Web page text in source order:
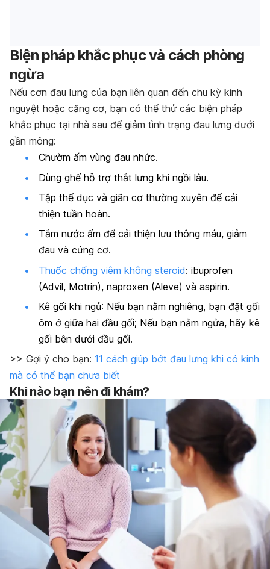
Biện pháp khắc phục và cách phòng
ngừa
Nếu cơn đau lưng của bạn liên quan đến chu kỳ kinh
nguyệt hoặc căng cơ, bạn có thể thử các biện pháp
khắc phục tại nhà sau để giảm tình trạng đau lưng dưới
gần mông:
Chườm ấm vùng đau nhức.
Dùng ghế hỗ trợ thắt lưng khi ngồi lâu.
Tập thể dục và giãn cơ thường xuyên để cải
thiện tuần hoàn.
Tắm nước ấm để cải thiện lưu thông máu, giảm
đau và cứng cơ.
Thuốc chống viêm không steroid: ibuprofen
(Advil, Motrin), naproxen (Aleve) và aspirin.
Kê gối khi ngủ: Nếu bạn nằm nghiêng, bạn đặt gối
ôm ở giữa hai đầu gối; Nếu bạn nằm ngửa, hãy kê
gối bên dưới đầu gối.
>> Gợi ý cho bạn: 11 cách giúp bớt đau lưng khi có kinh
mà có thể bạn chưa biết
Khi nào bạn nên đi khám?